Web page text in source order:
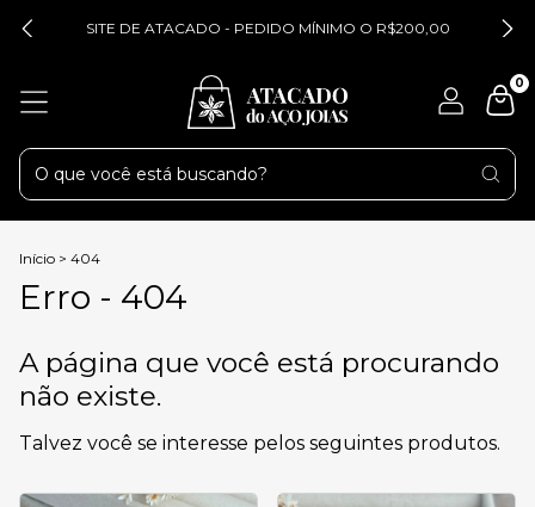
SITE DE ATACADO - PEDIDO MÍNIMO O R$200,00
0
Início > 404
Erro - 404
A página que você está procurando
não existe.
Talvez você se interesse pelos seguintes produtos.